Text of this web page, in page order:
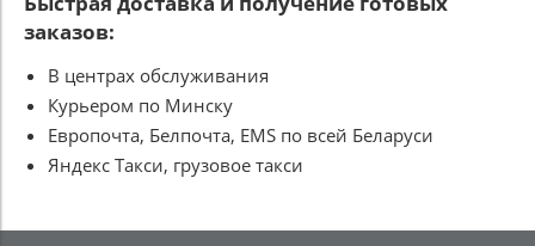
заказов:
В центрах обслуживания
Курьером по Минску
Европочта, Белпочта, EMS по всей Беларуси
Яндекс Такси, грузовое такси